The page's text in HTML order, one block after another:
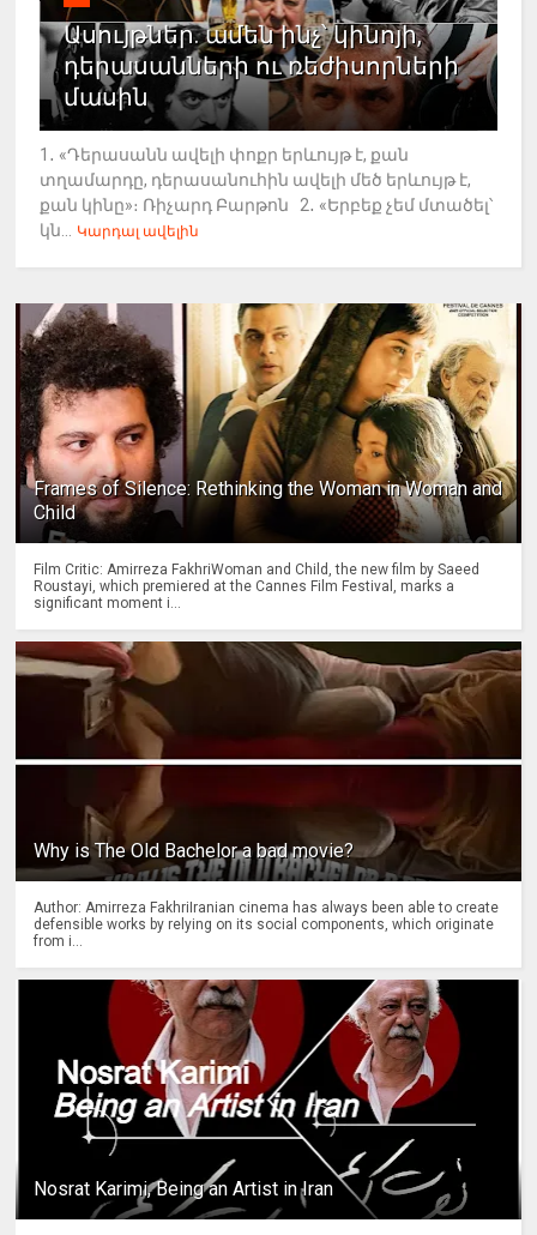
Ասույթներ. ամեն ինչ՝ կինոյի,
դերասանների ու ռեժիսորների
մասին
1․ «Դերասանն ավելի փոքր երևույթ է, քան
տղամարդը, դերասանուհին ավելի մեծ երևույթ է,
քան կինը»։ Ռիչարդ Բարթոն 2․ «Երբեք չեմ մտածել՝
կն...
Կարդալ ավելին
Frames of Silence: Rethinking the Woman in Woman and
Child
Film Critic: Amirreza FakhriWoman and Child, the new film by Saeed
Roustayi, which premiered at the Cannes Film Festival, marks a
significant moment i...
Why is The Old Bachelor a bad movie?
Author: Amirreza FakhriIranian cinema has always been able to create
defensible works by relying on its social components, which originate
from i...
Nosrat Karimi, Being an Artist in Iran